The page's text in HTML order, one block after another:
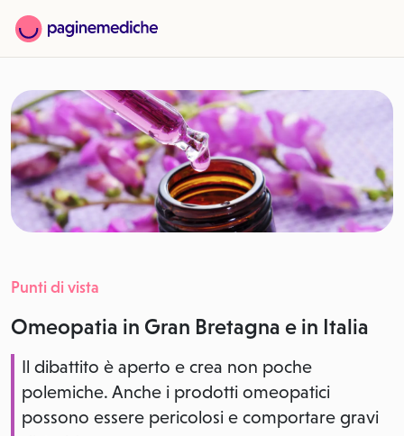
Punti di vista
Omeopatia in Gran Bretagna e in Italia
Il dibattito è aperto e crea non poche
polemiche. Anche i prodotti omeopatici
possono essere pericolosi e comportare gravi